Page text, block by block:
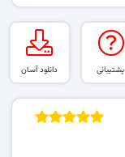
پشتیبانی دانلود آسان